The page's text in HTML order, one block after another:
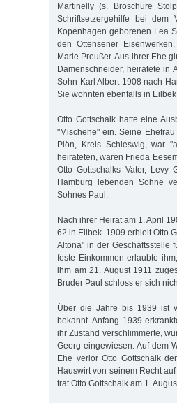
Martinelly (s. Broschüre
Schriftsetzergehilfe bei
Kopenhagen geborenen Lea
den Ottensener
Marie Preußer. Aus ihrer Ehe
Damenschneider, heiratete in
Sohn Karl Albert 1908 nach
Sie wohnten ebenfalls in
Otto Gottschalk hatte eine
"Mischehe" ein. Seine
Plön, Kreis Schleswig, war
heirateten, waren Frieda
Otto Gottschalks Vater,
Hamburg lebenden Söhne
Sohnes Paul.
Nach ihrer Heirat am 1. April
62 in Eilbek. 1909 erhielt Otto
Altona" in der Geschäftsstelle
feste Einkommen erlaubte
ihm am 21. August 1911
Bruder Paul schloss er sich
Über die Jahre bis 1939 ist
bekannt. Anfang 1939
ihr Zustand verschlimmerte,
Georg eingewiesen. Auf dem
Ehe verlor Otto Gottschalk
Hauswirt von seinem Recht
trat Otto Gottschalk am 1.